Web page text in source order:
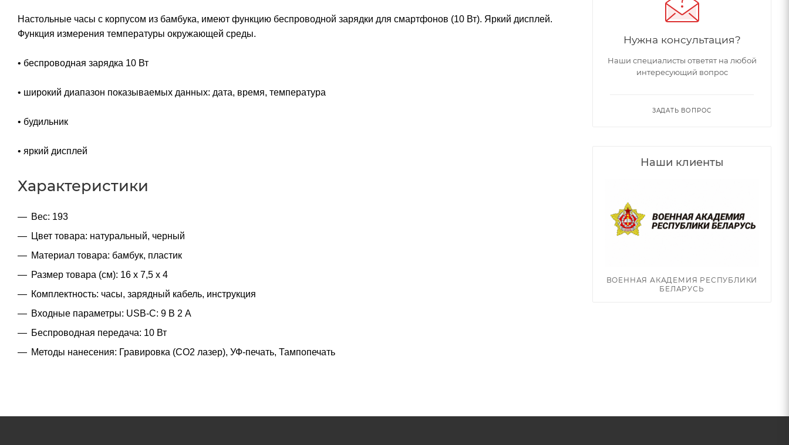
Настольные часы с корпусом из бамбука, имеют функцию беспроводной зарядки для смартфонов (10 Вт). Яркий дисплей.
Функция измерения температуры окружающей среды.
• беспроводная зарядка 10 Вт
• широкий диапазон показываемых данных: дата, время, температура
• будильник
• яркий дисплей
Характеристики
Вес: 193
Цвет товара: натуральный, черный
Материал товара: бамбук, пластик
Размер товара (см): 16 x 7,5 x 4
Комплектность: часы, зарядный кабель, инструкция
Входные параметры: USB-C: 9 В 2 А
Беспроводная передача: 10 Вт
Методы нанесения: Гравировка (CO2 лазер), УФ-печать, Тампопечать
Нужна консультация?
Наши специалисты ответят на любой
интересующий вопрос
ЗАДАТЬ ВОПРОС
Наши клиенты
ВОЕННАЯ АКАДЕМИЯ РЕСПУБЛИКИ
БЕЛАРУСЬ